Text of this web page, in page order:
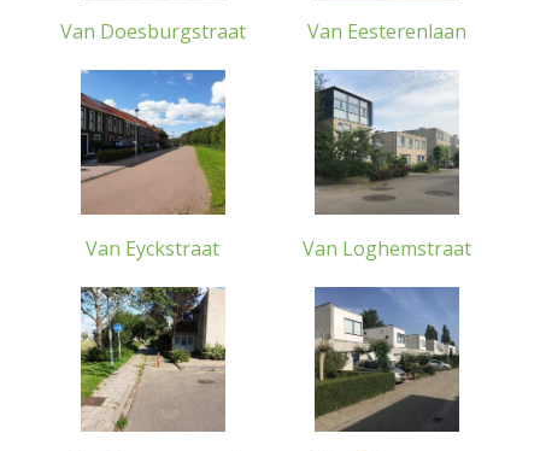
Van Doesburgstraat Van Eesterenlaan
Van Eyckstraat Van Loghemstraat